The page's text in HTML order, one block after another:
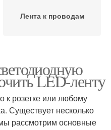
Лента к проводам
LED-ленту
розетке или любому
Существует несколько
рассмотрим основные